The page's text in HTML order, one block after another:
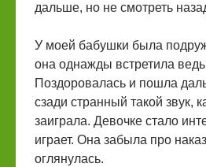
дальше, но не смотреть
У моей бабушки была
она однажды встретила
Поздоровалась и пошла
сзади странный такой звук,
заиграла. Девочке стало
играет. Она забыла про
оглянулась.